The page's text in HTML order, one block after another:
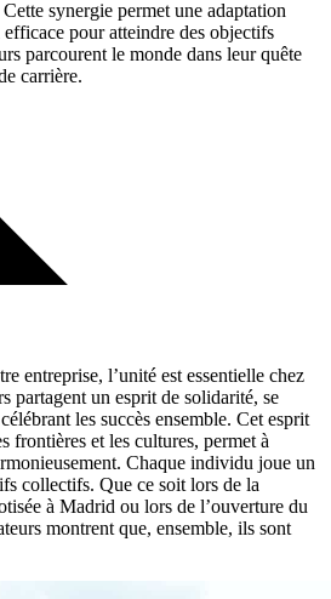
synergie permet une adaptation
pour atteindre des objectifs
parcourent le monde dans leur quête
carrière.
entreprise, l’unité est essentielle chez
partagent un esprit de solidarité, se
les succès ensemble. Cet esprit
frontières et les cultures, permet à
Chaque individu joue un
collectifs. Que ce soit lors de la
à Madrid ou lors de l’ouverture du
montrent que, ensemble, ils sont